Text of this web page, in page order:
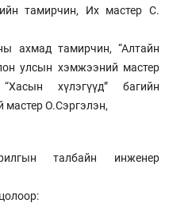
тамирчин, Их мастер С.
ахмад тамирчин, “Алтайн
улсын хэмжээний мастер
хүлэгүүд” багийн
О.Сэргэлэн,
талбайн инженер